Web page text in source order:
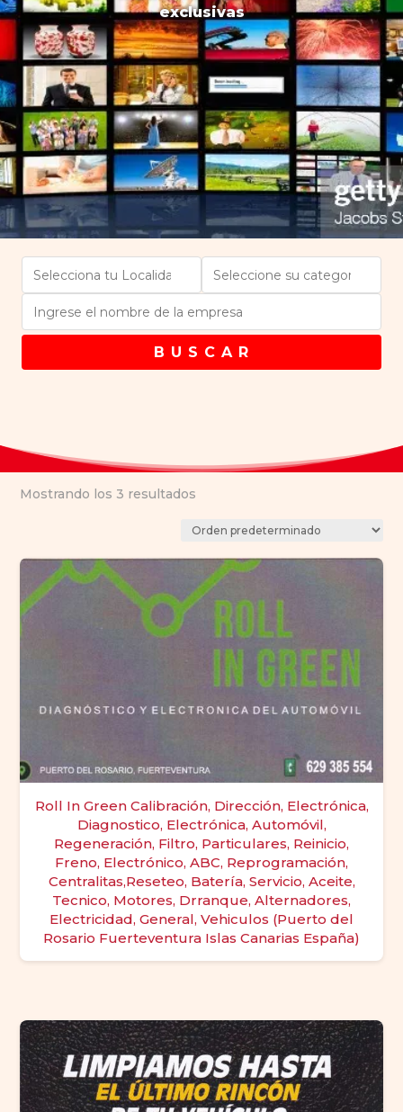
exclusivas
B U S C A R
Mostrando los 3 resultados
Roll In Green Calibración, Dirección, Electrónica,
Diagnostico, Electrónica, Automóvil,
Regeneración, Filtro, Particulares, Reinicio,
Freno, Electrónico, ABC, Reprogramación,
Centralitas,Reseteo, Batería, Servicio, Aceite,
Tecnico, Motores, Drranque, Alternadores,
Electricidad, General, Vehiculos (Puerto del
Rosario Fuerteventura Islas Canarias España)